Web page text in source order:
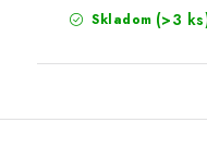
Skladom (>3